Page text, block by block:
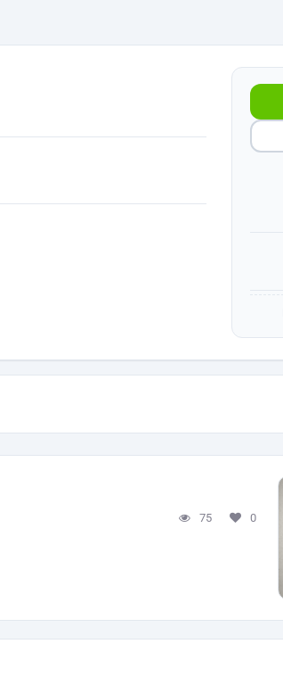
75 0